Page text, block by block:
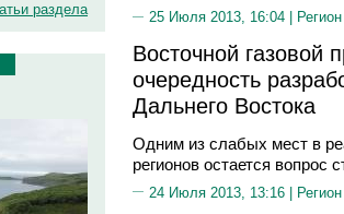
раздела
25 Июля 2013, 16:04 |
Восточной газовой
очередность
Дальнего Востока
Одним из слабых мест в
регионов остается вопрос
24 Июля 2013, 13:16 |